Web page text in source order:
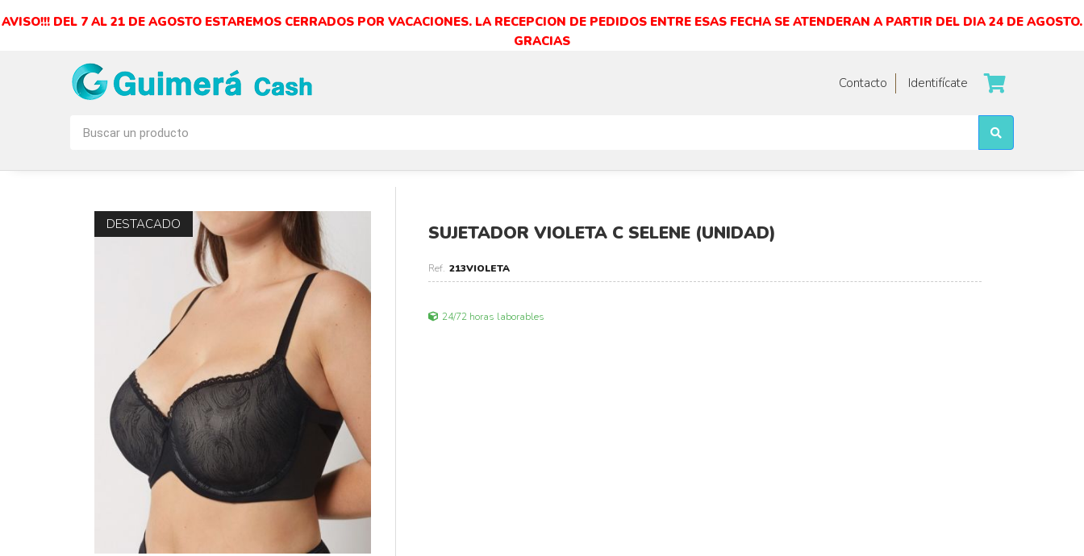
AVISO!!! DEL 7 AL 21 DE AGOSTO ESTAREMOS CERRADOS POR VACACIONES. LA RECEPCION DE PEDIDOS ENTRE ESAS FECHA SE ATENDERAN A PARTIR DEL DIA 24 DE AGOSTO.
GRACIAS
Contacto Identifícate
DESTACADO SUJETADOR VIOLETA C SELENE (UNIDAD)
213VIOLETA
24/72 horas laborables